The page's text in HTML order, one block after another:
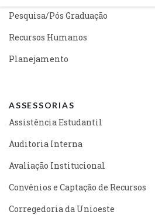
Pesquisa/Pós Graduação
Recursos Humanos
Planejamento
ASSESSORIAS
Assistência Estudantil
Auditoria Interna
Avaliação Institucional
Convênios e Captação de Recursos
Corregedoria da Unioeste